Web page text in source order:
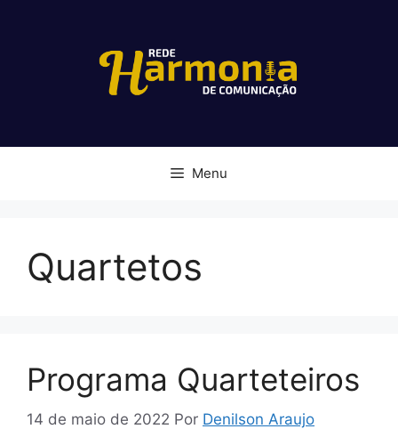
Menu
Quartetos
Programa Quarteteiros
14 de maio de 2022 Por Denilson Araujo